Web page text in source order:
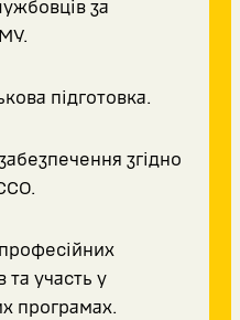
за
підготовка.
згідно
та участь у
програмах.